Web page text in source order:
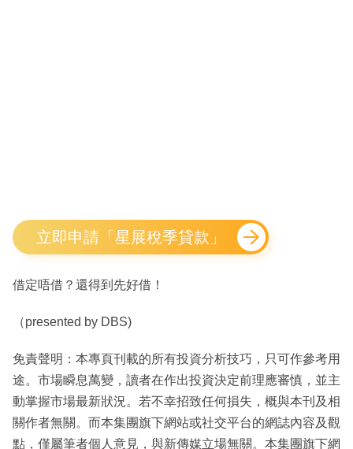
立即申請「星展稅季貸款」
借定唔借？還得到先好借！
（presented by DBS)
免責聲明：本專頁刊載的所有投資分析技巧，只可作參考用
途。市場瞬息萬變，讀者在作出投資決定前理應審慎，並主
動掌握市場最新狀況。若不幸招致任何損失，概與本刊及相
關作者無關。而本集團旗下網站或社交平台的網誌內容及觀
點，僅屬筆者個人意見，與新傳媒立場無關。本集團旗下網